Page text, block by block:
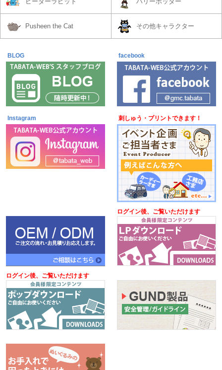
Pusheen the Cat その他キャラクター
BLOG facebook
Instagram 刺しゅう・プリントできます！
ログイン後、ご覧いただけます
ログイン後、ご覧いただけます